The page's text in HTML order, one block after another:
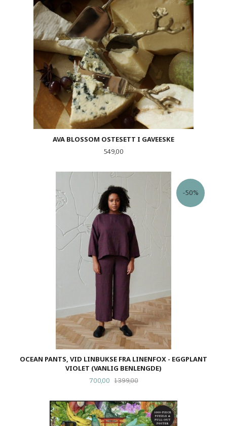
AVA BLOSSOM OSTESETT I GAVEESKE
Pris
549,00
OCEAN PANTS, VID LINBUKSE FRA LINENFOX - EGGPLANT
VIOLET (VANLIG BENLENGDE)
Tilbud
700,00 1 399,00Rabatt
-50%